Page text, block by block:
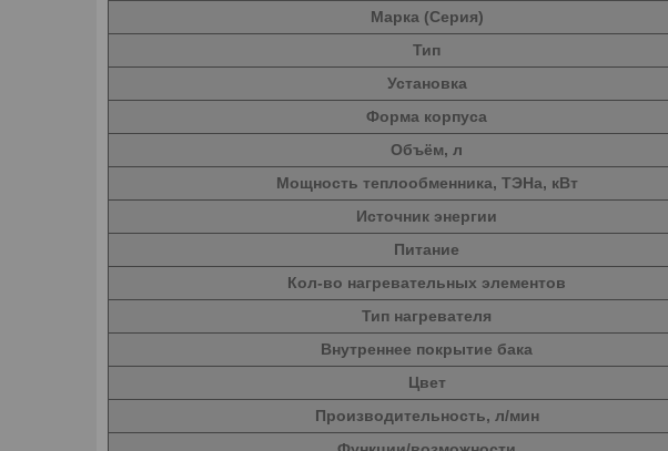
Марка (Серия)
Тип
Установка
Форма корпуса
Объём, л
Мощность теплообменника, ТЭНа, кВт
Источник энергии
Питание
Кол-во нагревательных элементов
Тип нагревателя
Внутреннее покрытие бака
Цвет
Производительность, л/мин